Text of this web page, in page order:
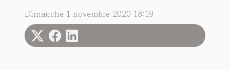
Dimanche 1 novembre 2020 18:19